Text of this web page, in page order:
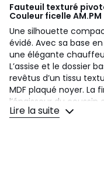
Fauteuil texturé
Couleur ficelle AM.PM
Une silhouette
évidé. Avec sa base
une élégante
L’assise et le dossier
revêtus d’un tissu
MDF plaqué noyer. La
l’épaisseur du
contemporaine, signée
Lire la suite